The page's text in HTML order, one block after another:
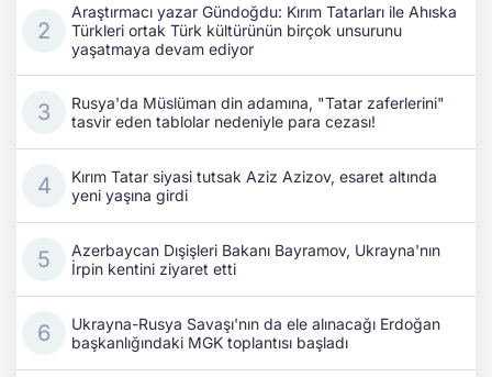
Araştırmacı yazar Gündoğdu: Kırım Tatarları ile Ahıska
Türkleri ortak Türk kültürünün birçok unsurunu
yaşatmaya devam ediyor
Rusya'da Müslüman din adamına, "Tatar zaferlerini"
tasvir eden tablolar nedeniyle para cezası!
Kırım Tatar siyasi tutsak Aziz Azizov, esaret altında
yeni yaşına girdi
Azerbaycan Dışişleri Bakanı Bayramov, Ukrayna'nın
İrpin kentini ziyaret etti
Ukrayna-Rusya Savaşı'nın da ele alınacağı Erdoğan
başkanlığındaki MGK toplantısı başladı